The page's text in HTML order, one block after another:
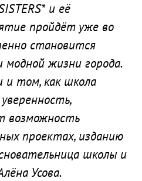
и её
пройдёт уже во
становится
жизни города.
и том, как школа
возможность
проектах, изданию
школы и
Усова.